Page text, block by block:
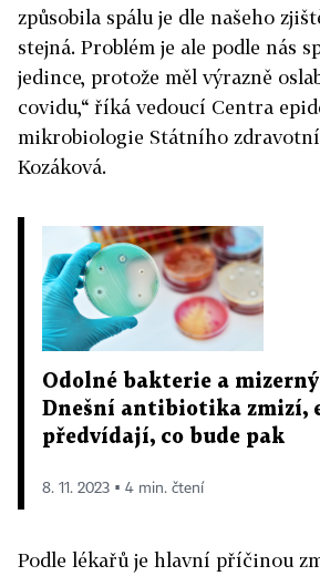
způsobila spálu je dle našeho
stejná. Problém je ale podle nás
jedince, protože měl výrazně
covidu,“ říká vedoucí Centra
mikrobiologie Státního
Kozáková.
Odolné bakterie a
Dnešní antibiotika zmizí,
předvídají, co bude pak
8. 11. 2023 ▪ 4 min. čtení
Podle lékařů je hlavní příčinou